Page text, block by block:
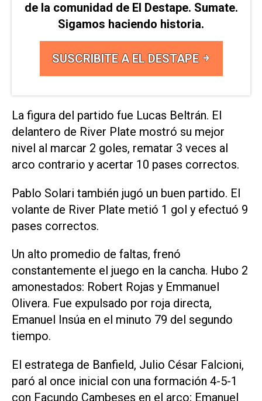
de la comunidad de El Destape. Sumate.
Sigamos haciendo historia.
SUSCRIBITE A EL DESTAPE
La figura del partido fue Lucas Beltrán. El
delantero de River Plate mostró su mejor
nivel al marcar 2 goles, rematar 3 veces al
arco contrario y acertar 10 pases correctos.
Pablo Solari también jugó un buen partido. El
volante de River Plate metió 1 gol y efectuó 9
pases correctos.
Un alto promedio de faltas, frenó
constantemente el juego en la cancha. Hubo 2
amonestados: Robert Rojas y Emmanuel
Olivera. Fue expulsado por roja directa,
Emanuel Insúa en el minuto 79 del segundo
tiempo.
El estratega de Banfield, Julio César Falcioni,
paró al once inicial con una formación 4-5-1
con Facundo Cambeses en el arco; Emanuel